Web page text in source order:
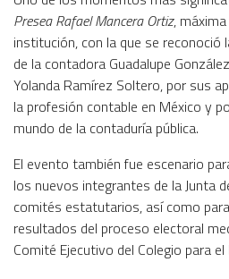
Presea Rafael Mancera Ortiz,
institución, con la que se
de la contadora Guadalupe
Yolanda Ramírez Soltero, por sus
la profesión contable en México y
mundo de la contaduría pública.
El evento también fue escenario
los nuevos integrantes de la Junta
comités estatutarios, así como
resultados del proceso electoral
Comité Ejecutivo del Colegio para